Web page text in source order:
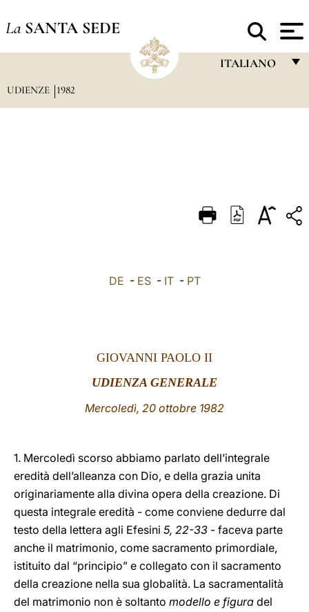
La SANTA SEDE
ITALIANO
DEUTSCH
UDIENZE 1982
DE - ES- IT- PT
GIOVANNI PAOLO II
UDIENZA GENERALE
Mercoledì, 20 ottobre 1982
1. Mercoledì scorso abbiamo parlato dell’integrale
eredità dell’alleanza con Dio, e della grazia unita
originariamente alla divina opera della creazione. Di
questa integrale eredità - come conviene dedurre dal
testo della lettera agli Efesini 5, 22-33 - faceva parte
anche il matrimonio, come sacramento primordiale,
istituito dal “principio” e collegato con il sacramento
della creazione nella sua globalità. La sacramentalità
del matrimonio non è soltanto modello e figura del